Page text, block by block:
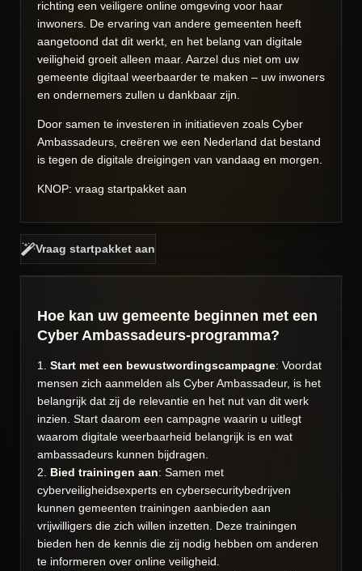
richting een veiligere online omgeving voor haar
inwoners. De ervaring van andere gemeenten heeft
aangetoond dat dit werkt, en het belang van digitale
veiligheid groeit alleen maar. Aarzel dus niet om uw
gemeente digitaal weerbaarder te maken – uw inwoners
en ondernemers zullen u dankbaar zijn.
Door samen te investeren in initiatieven zoals Cyber
Ambassadeurs, creëren we een Nederland dat bestand
is tegen de digitale dreigingen van vandaag en morgen.
KNOP: vraag startpakket aan
Vraag startpakket aan
Hoe kan uw gemeente beginnen met een
Cyber Ambassadeurs-programma?
1. Start met een bewustwordingscampagne: Voordat
mensen zich aanmelden als Cyber Ambassadeur, is het
belangrijk dat zij de relevantie en het nut van dit werk
inzien. Start daarom een campagne waarin u uitlegt
waarom digitale weerbaarheid belangrijk is en wat
ambassadeurs kunnen bijdragen.
2. Bied trainingen aan: Samen met
cyberveiligheidsexperts en cybersecuritybedrijven
kunnen gemeenten trainingen aanbieden aan
vrijwilligers die zich willen inzetten. Deze trainingen
bieden hen de kennis die zij nodig hebben om anderen
te informeren over online veiligheid.